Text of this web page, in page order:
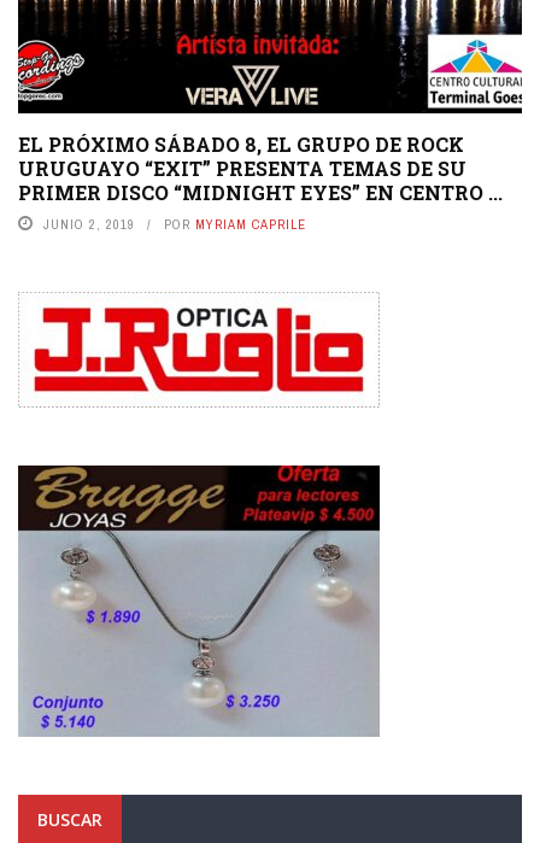
EL PRÓXIMO SÁBADO 8, EL GRUPO DE ROCK
URUGUAYO “EXIT” PRESENTA TEMAS DE SU
PRIMER DISCO “MIDNIGHT EYES” EN CENTRO ...
JUNIO 2, 2019 POR MYRIAM CAPRILE
BUSCAR